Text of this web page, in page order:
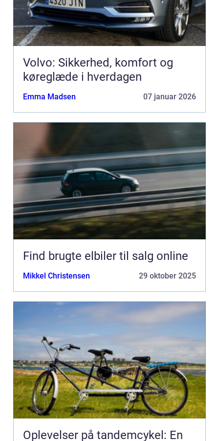
Volvo: Sikkerhed, komfort og
køreglæde i hverdagen
Emma Madsen 07 januar 2026
Find brugte elbiler til salg online
Mikkel Christensen 29 oktober 2025
Oplevelser på tandemcykel: En